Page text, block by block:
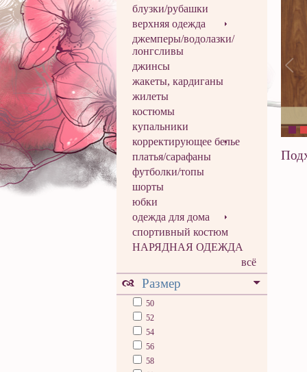
блузки/рубашки
верхняя одежда
джемперы/водолазки/
лонгсливы
джинсы
жакеты, кардиганы
жилеты
костюмы
купальники
корректирующее белье
платья/сарафаны
футболки/топы
шорты
юбки
одежда для дома
спортивный костюм
НАРЯДНАЯ ОДЕЖДА
всё
Размер
50
52
54
56
58